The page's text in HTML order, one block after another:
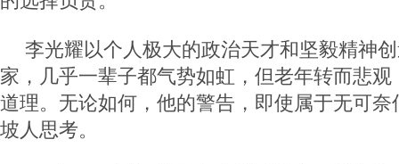
李光耀以个人极大的政治天才和坚毅精神
家，几乎一辈子都气势如虹，但老年转而悲
道理。无论如何，他的警告，即使属于无可
坡人思考。